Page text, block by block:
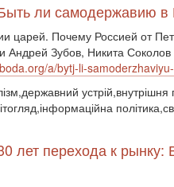
ли самодержавию в
царей. Почему Россией от
Андрей Зубов, Никита Соколов
a/bytj-li-
лет перехода к